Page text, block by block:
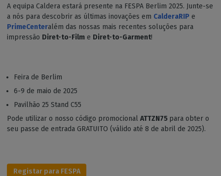
A equipa Caldera estará presente na FESPA Berlim 2025. Junte-se
a nós para descobrir as últimas inovações em CalderaRIP e
PrimeCenteralém das nossas mais recentes soluções para
impressão Diret-to-Film e Diret-to-Garment!
Feira de Berlim
6-9 de maio de 2025
Pavilhão 25 Stand C55
Pode utilizar o nosso código promocional ATTZN75 para obter o
seu passe de entrada GRATUITO (válido até 8 de abril de 2025).
Registar para FESPA